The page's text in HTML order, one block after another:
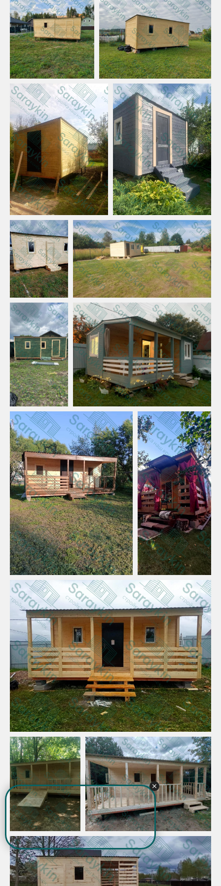
Гарантия действует на работу
в течении 3 лет, на качество
материала в момент приемки.
В случае возникновения гарантийных
случаев обращайтесь в службу
поддержки, мы постараемся решить
все вс рок до 7 дней.